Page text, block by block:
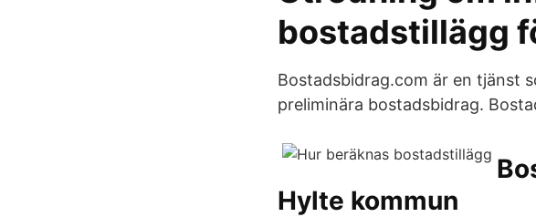
bostadstillägg
Bostadsbidrag.com är en tjänst
preliminära bostadsbidrag.
Hylte kommun